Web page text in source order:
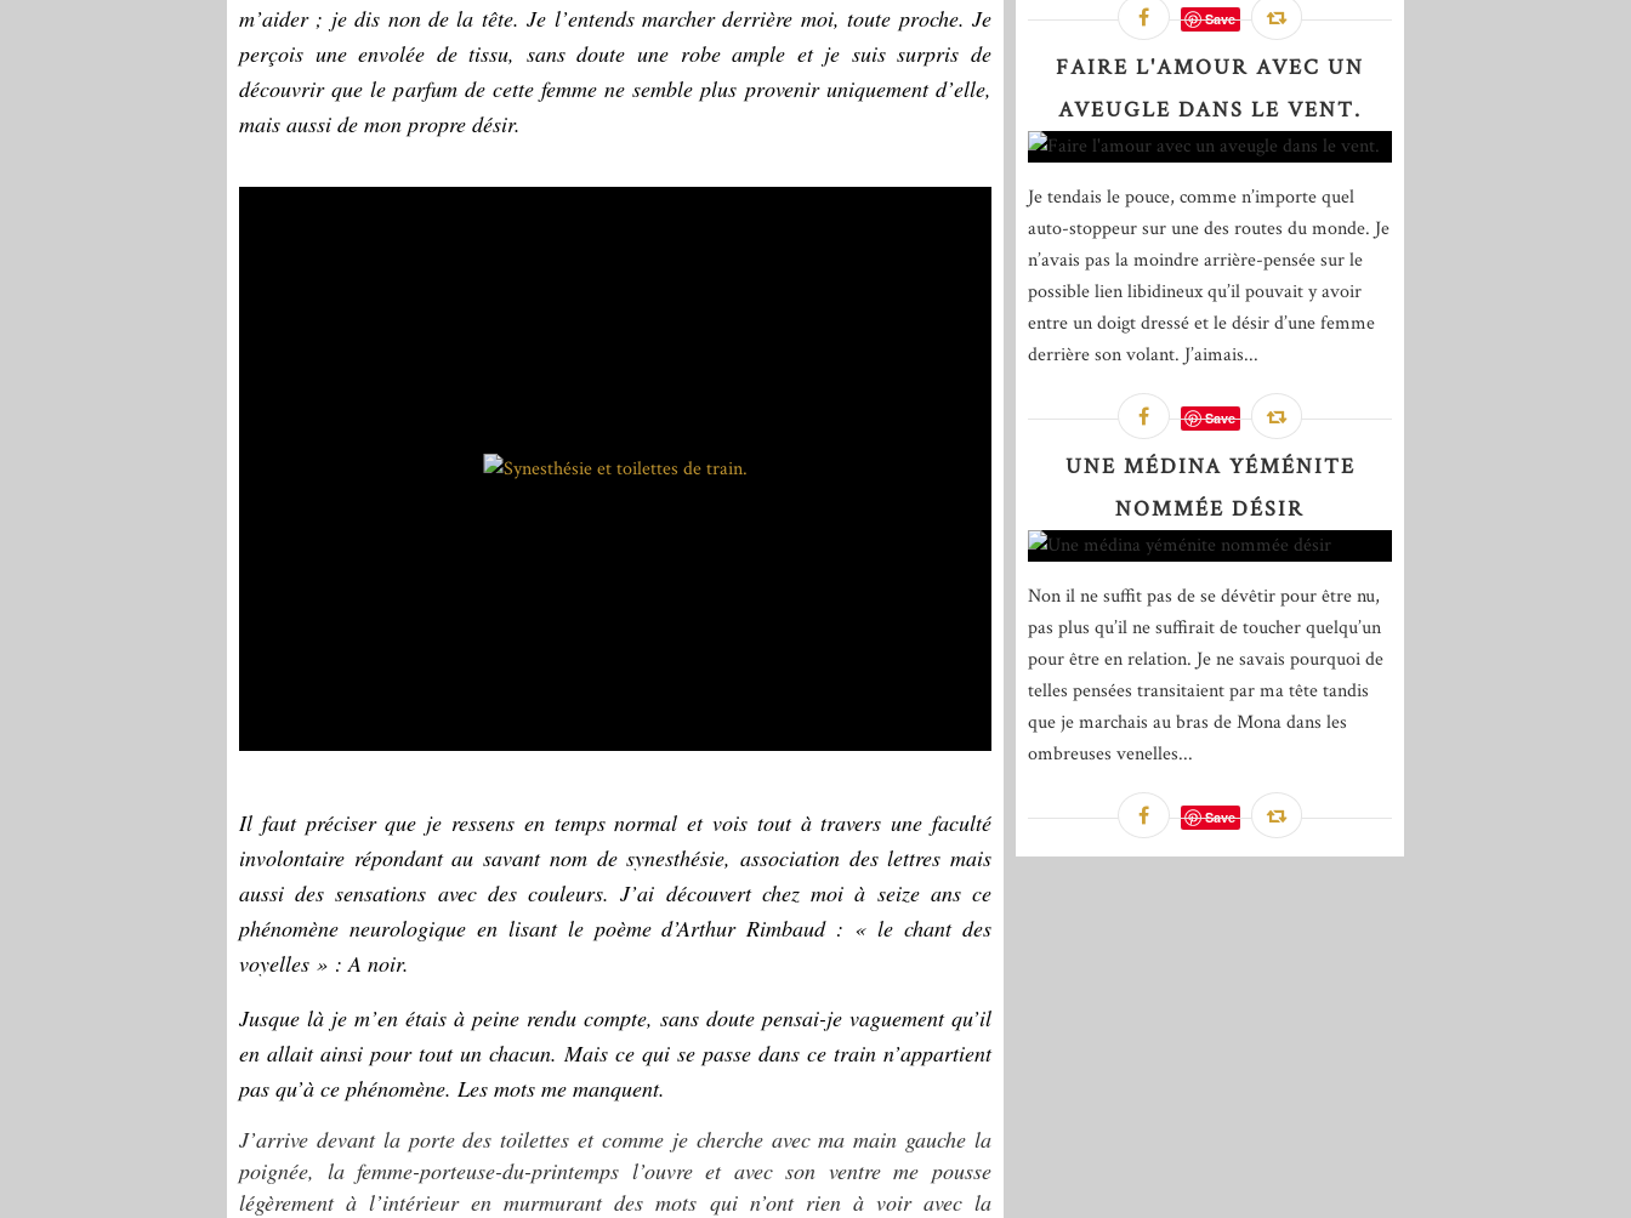
m’aider ; je dis non de la tête. Je l’entends marcher derrière moi, toute proche. Je
perçois une envolée de tissu, sans doute une robe ample et je suis surpris de
découvrir que le parfum de cette femme ne semble plus provenir uniquement d’elle,
mais aussi de mon propre désir.
Il faut préciser que je ressens en temps normal et vois tout à travers une faculté
involontaire répondant au savant nom de synesthésie, association des lettres mais
aussi des sensations avec des couleurs. J’ai découvert chez moi à seize ans ce
phénomène neurologique en lisant le poème d’Arthur Rimbaud : « le chant des
voyelles » : A noir.
Jusque là je m’en étais à peine rendu compte, sans doute pensai-je vaguement qu’il
en allait ainsi pour tout un chacun. Mais ce qui se passe dans ce train n’appartient
pas qu’à ce phénomène. Les mots me manquent.
J’arrive devant la porte des toilettes et comme je cherche avec ma main gauche la
poignée, la femme-porteuse-du-printemps l’ouvre et avec son ventre me pousse
légèrement à l’intérieur en murmurant des mots qui n’ont rien à voir avec la
Save
FAIRE L'AMOUR AVEC UN
AVEUGLE DANS LE VENT.
Je tendais le pouce, comme n’importe quel
auto-stoppeur sur une des routes du monde. Je
n’avais pas la moindre arrière-pensée sur le
possible lien libidineux qu’il pouvait y avoir
entre un doigt dressé et le désir d’une femme
derrière son volant. J’aimais...
Save
UNE MÉDINA YÉMÉNITE
NOMMÉE DÉSIR
Non il ne suffit pas de se dévêtir pour être nu,
pas plus qu’il ne suffirait de toucher quelqu’un
pour être en relation. Je ne savais pourquoi de
telles pensées transitaient par ma tête tandis
que je marchais au bras de Mona dans les
ombreuses venelles...
Save